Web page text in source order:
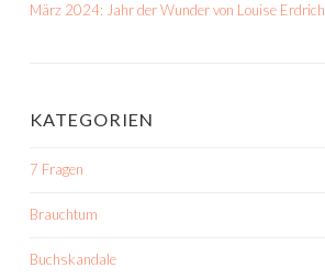
März 2024: Jahr der Wunder von Louise Erdrich
KATEGORIEN
7 Fragen
Brauchtum
Buchskandale